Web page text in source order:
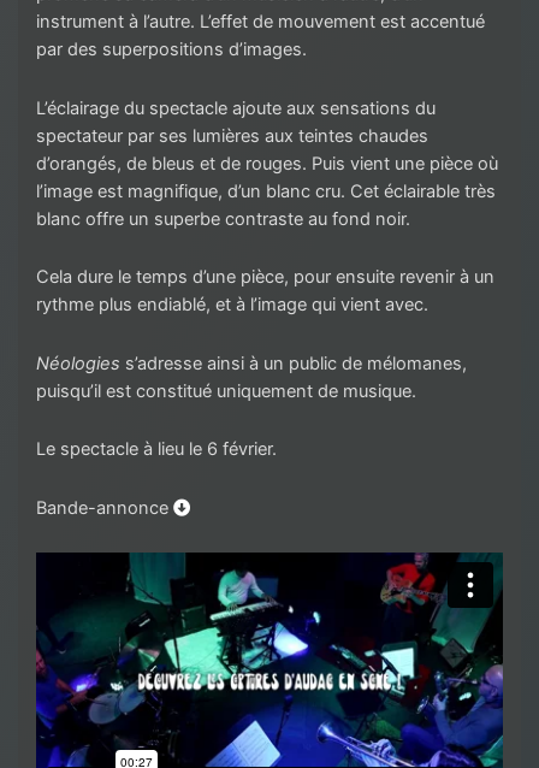
instrument à l’autre. L’effet de mouvement est accentué
par des superpositions d’images.
L’éclairage du spectacle ajoute aux sensations du
spectateur par ses lumières aux teintes chaudes
d’orangés, de bleus et de rouges. Puis vient une pièce où
l’image est magnifique, d’un blanc cru. Cet éclairable très
blanc offre un superbe contraste au fond noir.
Cela dure le temps d’une pièce, pour ensuite revenir à un
rythme plus endiablé, et à l’image qui vient avec.
Néologies s’adresse ainsi à un public de mélomanes,
puisqu’il est constitué uniquement de musique.
Le spectacle à lieu le 6 février.
Bande-annonce